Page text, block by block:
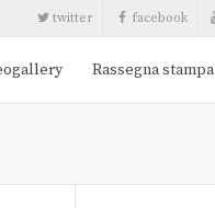
twitter facebook
Rassegna stampa